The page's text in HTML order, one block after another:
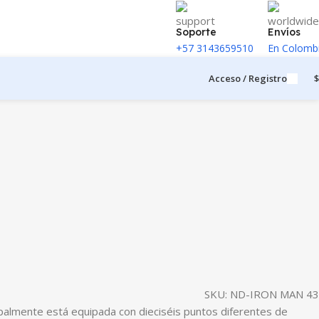
Soporte
+57 3143659510
Envíos
En
Acceso / Registro $
SKU: ND-IRON MAN 43
está equipada con dieciséis puntos diferentes de